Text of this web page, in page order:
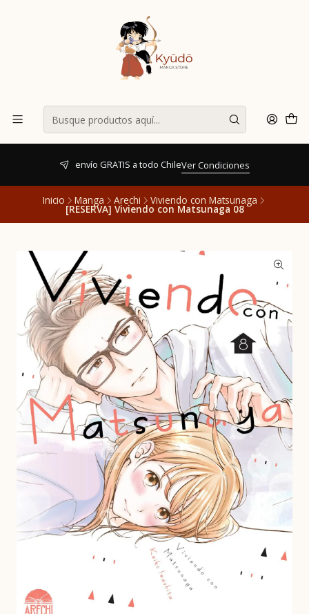
envío GRATIS a todo ChileVer Condiciones
Inicio Manga Arechi Viviendo con Matsunaga
[RESERVA] Viviendo con Matsunaga 08